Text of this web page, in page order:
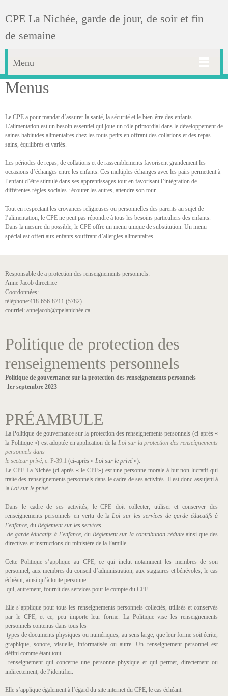
CPE La Nichée, garde de jour, de soir et fin
de semaine
Menu
Menus
Le CPE a pour mandat d’assurer la santé, la sécurité et le bien-être des enfants.
L’alimentation est un besoin essentiel qui joue un rôle primordial dans le développement de
saines habitudes alimentaires chez les touts petits en offrant des collations et des repas
sains, équilibrés et variés.
Les périodes de repas, de collations et de rassemblements favorisent grandement les
occasions d’échanges entre les enfants. Ces multiples échanges avec les pairs permettent à
l’enfant d’être stimulé dans ses apprentissages tout en favorisant l’intégration de
différentes règles sociales : écouter les autres, attendre son tour…
Tout en respectant les croyances religieuses ou personnelles des parents au sujet de
l’alimentation, le CPE ne peut pas répondre à tous les besoins particuliers des enfants.
Dans la mesure du possible, le CPE offre un menu unique de substitution. Un menu
spécial est offert aux enfants souffrant d’allergies alimentaires.
Responsable de a protection des renseignements personnels:
Anne Jacob directrice
Coordonnées:
téléphone:418-656-8711 (5782)
courriel: annejacob@cpelanichée.ca
Politique de protection des
renseignements personnels
Politique de gouvernance sur la protection des renseignements personnels
1er septembre 2023
PRÉAMBULE
La Politique de gouvernance sur la protection des renseignements personnels (ci-après «
la Politique ») est adoptée en application de la Loi sur la protection des renseignements
personnels dans
le secteur privé, c. P-39.1 (ci-après « Loi sur le privé»).
Le CPE La Nichée (ci-après « le CPE») est une personne morale à but non lucratif qui
traite des renseignements personnels dans le cadre de ses activités. Il est donc assujetti à
la Loi sur le privé.
Dans le cadre de ses activités, le CPE doit collecter, utiliser et conserver des
renseignements personnels en vertu de laLoi sur les services de garde éducatifs à
l’enfance, du Règlement sur les services
de garde éducatifs à l’enfance, du Règlement sur la contribution réduiteainsi que des
directives et instructions du ministère de la Famille.
Cette Politique s’applique au CPE, ce qui inclut notamment les membres de son
personnel, aux membres du conseil d’administration, aux stagiaires et bénévoles, le cas
échéant, ainsi qu’à toute personne
qui, autrement, fournit des services pour le compte du CPE.
Elle s’applique pour tous les renseignements personnels collectés, utilisés et conservés
par le CPE, et ce, peu importe leur forme. La Politique vise les renseignements
personnels contenus dans tous les
types de documents physiques ou numériques, au sens large, que leur forme soit écrite,
graphique, sonore, visuelle, informatisée ou autre. Un renseignement personnel est
défini comme étant tout
renseignement qui concerne une personne physique et qui permet, directement ou
indirectement, de l’identifier.
Elle s’applique également à l’égard du site internet du CPE, le cas échéant.